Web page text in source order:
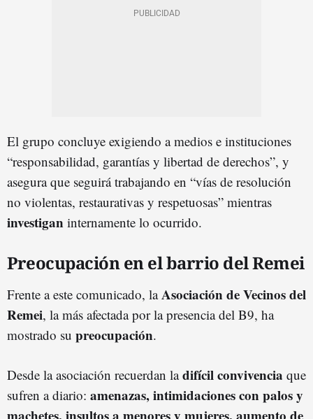
El grupo concluye exigiendo a medios e instituciones
“responsabilidad, garantías y libertad de derechos”, y
asegura que seguirá trabajando en “vías de resolución
no violentas, restaurativas y respetuosas” mientras
investigan internamente lo ocurrido.
Preocupación en el barrio del Remei
Frente a este comunicado, laAsociación de Vecinos del
Remei, la más afectada por la presencia del B9, ha
mostrado su preocupación.
Desde la asociación recuerdan ladifícil convivencia que
sufren a diario: amenazas, intimidaciones con palos y